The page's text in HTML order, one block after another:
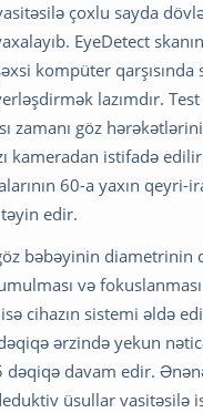
çoxlu sayda
EyeDetect
kompüter
lazımdır. Test
zamanı göz
kameradan istifadə
60-a yaxın qeyri-
edir.
bəbəyinin diametrinin
və
cihazın sistemi əldə
ərzində yekun
dəqiqə davam edir.
üsullar vasitəsilə